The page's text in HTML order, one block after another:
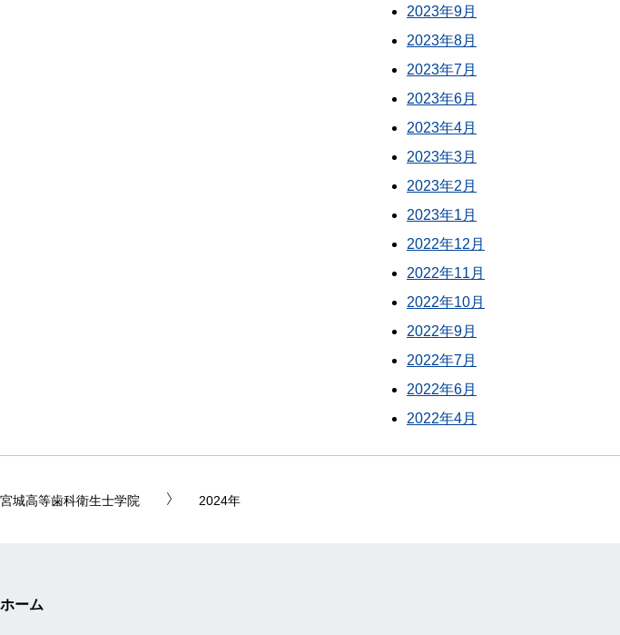
2023年9月
2023年8月
2023年7月
2023年6月
2023年4月
2023年3月
2023年2月
2023年1月
2022年12月
2022年11月
2022年10月
2022年9月
2022年7月
2022年6月
2022年4月
宮城高等歯科衛生士学院 2024年
ホーム